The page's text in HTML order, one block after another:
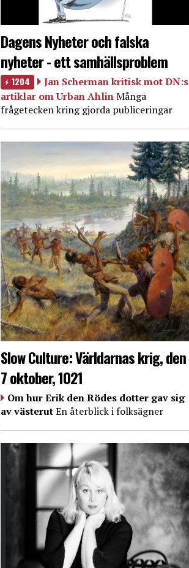
Dagens Nyheter och falska
nyheter - ett samhällsproblem
1204
Jan Scherman kritisk mot DN:s
artiklar om Urban AhlinMånga
frågetecken kring gjorda publiceringar
Slow Culture: Världarnas krig, den
7 oktober, 1021
Om hur Erik den Rödes dotter gav sig
av västerutEn återblick i folksägner